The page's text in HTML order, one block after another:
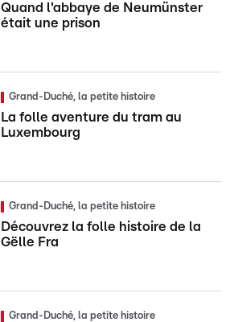
Quand l'abbaye de Neumünster
était une prison
Grand-Duché, la petite histoire
La folle aventure du tram au
Luxembourg
Grand-Duché, la petite histoire
Découvrez la folle histoire de la
Gëlle Fra
Grand-Duché, la petite histoire